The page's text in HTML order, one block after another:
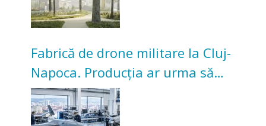
Fabrică de drone militare la Cluj-
Napoca. Producția ar urma să
înceapă în toamna acestui an